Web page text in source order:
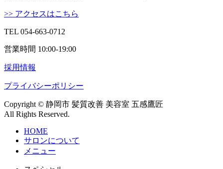
>> アクセスはこちら
TEL 054-663-0712
営業時間 10:00-19:00
採用情報
プライバシーポリシー
Copyright © 静岡市 髪質改善 美容室 五感鷹匠
All Rights Reserved.
HOME
サロンについて
メニュー